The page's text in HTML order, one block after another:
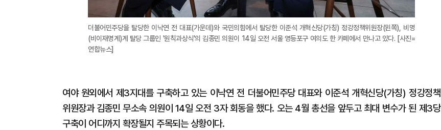
더불어민주당을 탈당한 이낙연 전 대표(가운데)와 국민의힘에서 탈당한 이준석 개혁신당(가칭) 정강정책위원장(왼쪽), 비명
(비이재명계)계 탈당 그룹인 '원칙과상식'의 김종민 의원이 14일 오전 서울 영등포구 여의도 한 카페에서 만나고 있다. [사진=
연합뉴스]
여야 원외에서 제3지대를 구축하고 있는 이낙연 전 더불어민주당 대표와 이준석 개혁신당(가칭) 정강정책
위원장과 김종민 무소속 의원이 14일 오전 3자 회동을 했다. 오는 4월 총선을 앞두고 최대 변수가 된 제3당
구축이 어디까지 확장될지 주목되는 상황이다.